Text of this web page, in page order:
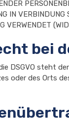
IN
VERWENDET
bei
DSGVO steht
oder des Orts